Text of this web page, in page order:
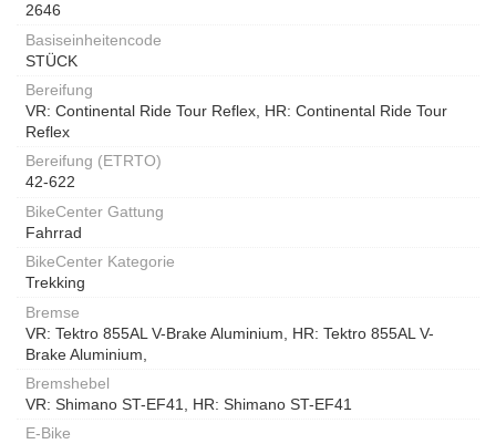
2646
Basiseinheitencode
STÜCK
Bereifung
VR: Continental Ride Tour Reflex, HR: Continental Ride Tour
Reflex
Bereifung (ETRTO)
42-622
BikeCenter Gattung
Fahrrad
BikeCenter Kategorie
Trekking
Bremse
VR: Tektro 855AL V-Brake Aluminium, HR: Tektro 855AL V-
Brake Aluminium,
Bremshebel
VR: Shimano ST-EF41, HR: Shimano ST-EF41
E-Bike